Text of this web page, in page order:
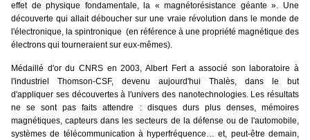
effet de physique fondamentale, la « magnétorésistance géante ». Une
découverte qui allait déboucher sur une vraie révolution dans le monde de
l'électronique, la spintronique (en référence à une propriété magnétique des
électrons qui tourneraient sur eux-mêmes).
Médaillé d'or du CNRS en 2003, Albert Fert a associé son laboratoire à
l'industriel Thomson-CSF, devenu aujourd'hui Thalès, dans le but
d'appliquer ses découvertes à l'univers des nanotechnologies. Les résultats
ne se sont pas faits attendre : disques durs plus denses, mémoires
magnétiques, capteurs dans les secteurs de la défense ou de l'automobile,
systèmes de télécommunication à hyperfréquence… et, peut-être demain,